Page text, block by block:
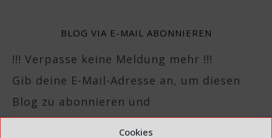
Cookies
BLOG VIA E-MAIL ABONNIEREN
!!! Verpasse keine Meldung mehr !!!
Gib deine E-Mail-Adresse an, um diesen
Blog zu abonnieren und
Benachrichtigungen über neue Beiträge